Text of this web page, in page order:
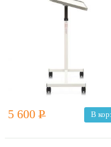
5 600 Р В